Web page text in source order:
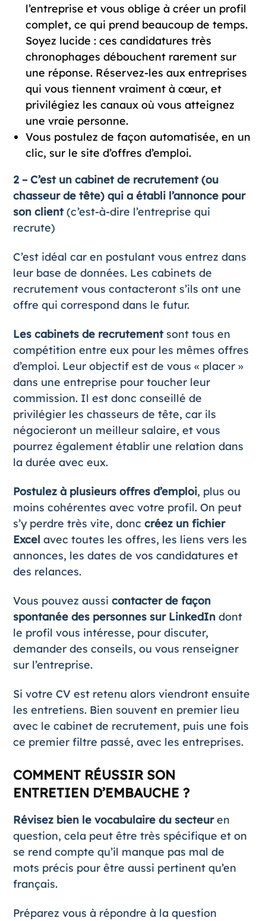
l’entreprise et vous oblige à créer un profil
complet, ce qui prend beaucoup de temps.
Soyez lucide : ces candidatures très
chronophages débouchent rarement sur
une réponse. Réservez-les aux entreprises
qui vous tiennent vraiment à cœur, et
privilégiez les canaux où vous atteignez
une vraie personne.
Vous postulez de façon automatisée, en un
clic, sur le site d’offres d’emploi.
2 – C’est un cabinet de recrutement (ou
chasseur de tête) qui a établi l’annonce pour
son client(c’est-à-dire l’entreprise qui
recrute)
C’est idéal car en postulant vous entrez dans
leur base de données. Les cabinets de
recrutement vous contacteront s’ils ont une
offre qui correspond dans le futur.
Les cabinets de recrutementsont tous en
compétition entre eux pour les mêmes offres
d’emploi. Leur objectif est de vous « placer »
dans une entreprise pour toucher leur
commission. Il est donc conseillé de
privilégier les chasseurs de tête, car ils
négocieront un meilleur salaire, et vous
pourrez également établir une relation dans
la durée avec eux.
Postulez à plusieurs offres d’emploi, plus ou
moins cohérentes avec votre profil. On peut
s’y perdre très vite, donc créez un fichier
Excel avec toutes les offres, les liens vers les
annonces, les dates de vos candidatures et
des relances.
Vous pouvez aussi contacter de façon
spontanée des personnes sur LinkedIndont
le profil vous intéresse, pour discuter,
demander des conseils, ou vous renseigner
sur l’entreprise.
Si votre CV est retenu alors viendront ensuite
les entretiens. Bien souvent en premier lieu
avec le cabinet de recrutement, puis une fois
ce premier filtre passé, avec les entreprises.
COMMENT RÉUSSIR SON
ENTRETIEN D’EMBAUCHE ?
Révisez bien le vocabulaire du secteuren
question, cela peut être très spécifique et on
se rend compte qu’il manque pas mal de
mots précis pour être aussi pertinent qu’en
français.
Préparez vous à répondre à la question